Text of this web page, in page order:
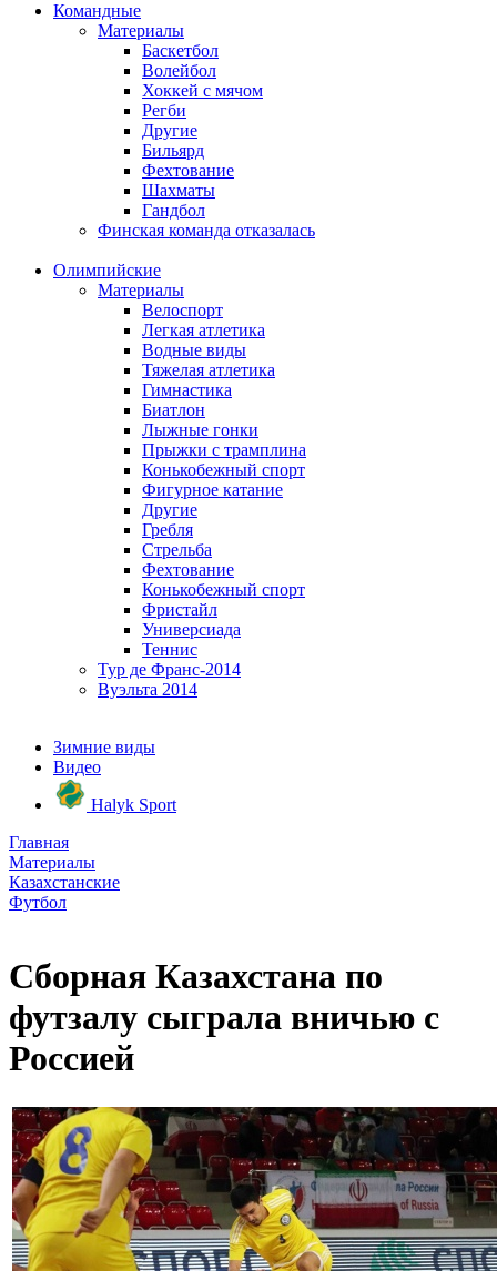
Командные
Материалы
Баскетбол
Волейбол
Хоккей с мячом
Регби
Другие
Бильярд
Фехтование
Шахматы
Гандбол
Финская команда отказалась
Олимпийские
Материалы
Велоспорт
Легкая атлетика
Водные виды
Тяжелая атлетика
Гимнастика
Биатлон
Лыжные гонки
Прыжки с трамплина
Конькобежный спорт
Фигурное катание
Другие
Гребля
Стрельба
Фехтование
Конькобежный спорт
Фристайл
Универсиада
Теннис
Тур де Франс-2014
Вуэльта 2014
Зимние виды
Видео
Halyk Sport
Главная
Материалы
Казахстанские
Футбол
Сборная Казахстана по
футзалу сыграла вничью с
Россией